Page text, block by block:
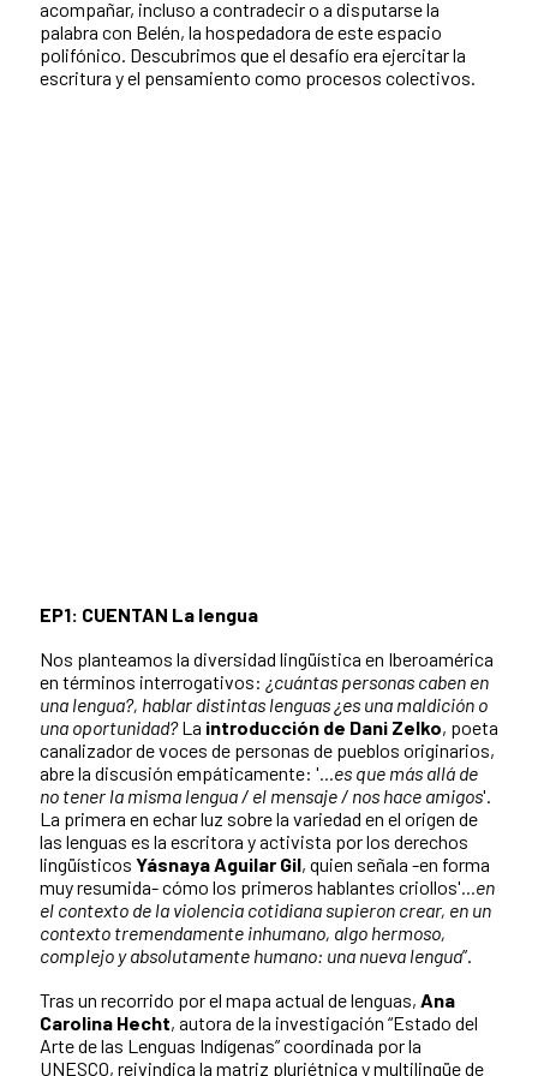
acompañar, incluso a contradecir o a disputarse la
palabra con Belén, la hospedadora de este espacio
polifónico. Descubrimos que el desafío era ejercitar la
escritura y el pensamiento como procesos colectivos.
EP1: CUENTAN La lengua
Nos planteamos la diversidad lingüística en Iberoamérica
en términos interrogativos: ¿cuántas personas caben en
una lengua?, hablar distintas lenguas ¿es una maldición o
una oportunidad?La introducción de Dani Zelko, poeta
canalizador de voces de personas de pueblos originarios,
abre la discusión empáticamente: '...es que más allá de
no tener la misma lengua / el mensaje / nos hace amigos'.
La primera en echar luz sobre la variedad en el origen de
las lenguas es la escritora y activista por los derechos
lingüísticos Yásnaya Aguilar Gil, quien señala -en forma
muy resumida- cómo los primeros hablantes criollos'...en
el contexto de la violencia cotidiana supieron crear, en un
contexto tremendamente inhumano, algo hermoso,
complejo y absolutamente humano: una nueva lengua”.
Tras un recorrido por el mapa actual de lenguas, Ana
Carolina Hecht, autora de la investigación “Estado del
Arte de las Lenguas Indígenas” coordinada por la
UNESCO, reivindica la matriz pluriétnica y multilingüe de